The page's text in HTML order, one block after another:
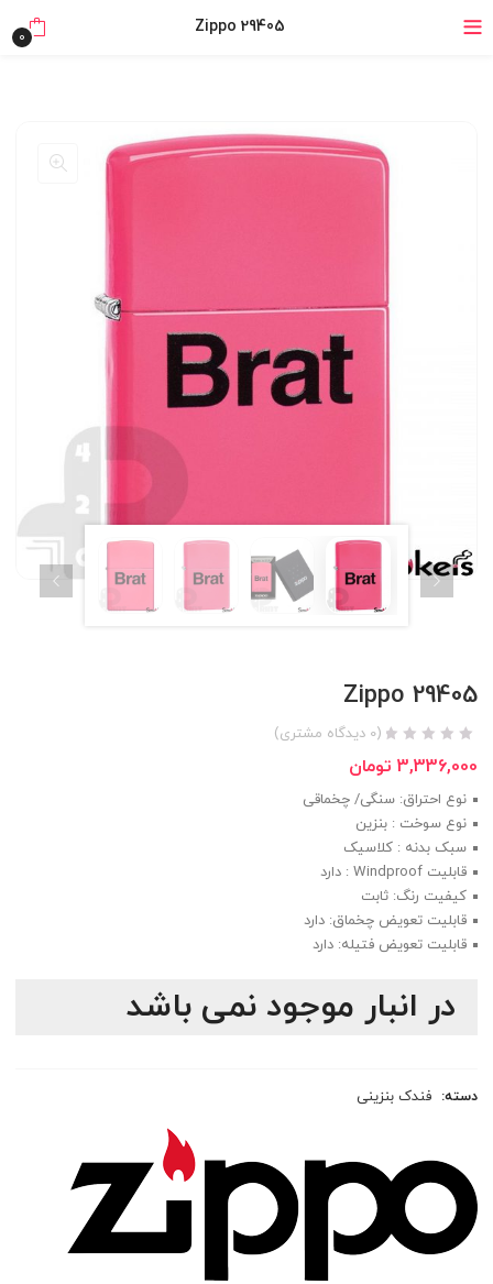
خرید قسطی با ترب‌پی
Zippo 29405
0
Zippo 29405
(
0 دیدگاه مشتری)
3,336,000 تومان
نوع احتراق: سنگی/ چخماقی
نوع سوخت : بنزین
سبک بدنه : کلاسیک
قابلیت Windproof : دارد
کیفیت رنگ: ثابت
قابلیت تعویض چخماق: دارد
قابلیت تعویض فتیله: دارد
در انبار موجود نمی باشد
دسته: فندک بنزینی